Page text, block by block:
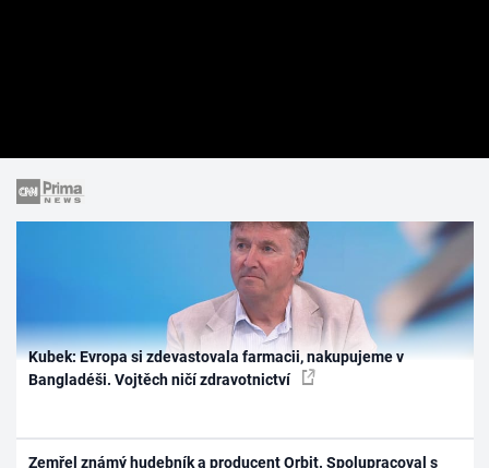
Kubek: Evropa si zdevastovala farmacii, nakupujeme v
Bangladéši. Vojtěch ničí zdravotnictví
Zemřel známý hudebník a producent Orbit. Spolupracoval s